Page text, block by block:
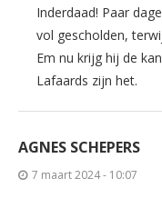
Inderdaad! Paar
vol gescholden,
Em nu krijg hij de
Lafaards zijn het.
AGNES SCHEPERS
7 maart 2024 - 10:07